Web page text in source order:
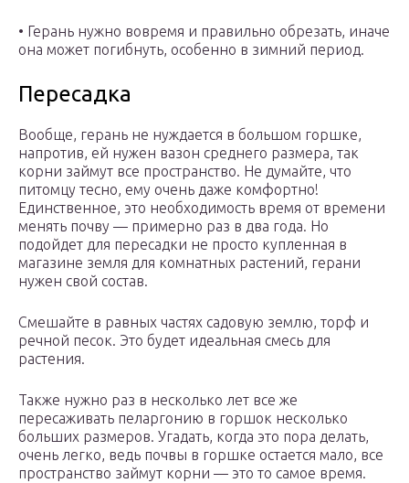
• Герань нужно вовремя и правильно обрезать, иначе
она может погибнуть, особенно в зимний период.
Пересадка
Вообще, герань не нуждается в большом горшке,
напротив, ей нужен вазон среднего размера, так
корни займут все пространство. Не думайте, что
питомцу тесно, ему очень даже комфортно!
Единственное, это необходимость время от времени
менять почву — примерно раз в два года. Но
подойдет для пересадки не просто купленная в
магазине земля для комнатных растений, герани
нужен свой состав.
Смешайте в равных частях садовую землю, торф и
речной песок. Это будет идеальная смесь для
растения.
Также нужно раз в несколько лет все же
пересаживать пеларгонию в горшок несколько
больших размеров. Угадать, когда это пора делать,
очень легко, ведь почвы в горшке остается мало, все
пространство займут корни — это то самое время.